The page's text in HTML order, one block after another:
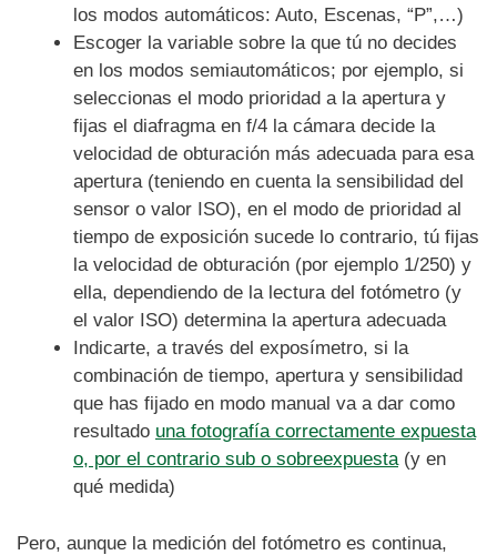
los modos automáticos: Auto, Escenas, “P”,…)
Escoger la variable sobre la que tú no decides
en los modos semiautomáticos; por ejemplo, si
seleccionas el modo prioridad a la apertura y
fijas el diafragma en f/4 la cámara decide la
velocidad de obturación más adecuada para esa
apertura (teniendo en cuenta la sensibilidad del
sensor o valor ISO), en el modo de prioridad al
tiempo de exposición sucede lo contrario, tú fijas
la velocidad de obturación (por ejemplo 1/250) y
ella, dependiendo de la lectura del fotómetro (y
el valor ISO) determina la apertura adecuada
Indicarte, a través del exposímetro, si la
combinación de tiempo, apertura y sensibilidad
que has fijado en modo manual va a dar como
resultado una fotografía correctamente expuesta
o, por el contrario sub o sobreexpuesta(y en
qué medida)
Pero, aunque la medición del fotómetro es continua,